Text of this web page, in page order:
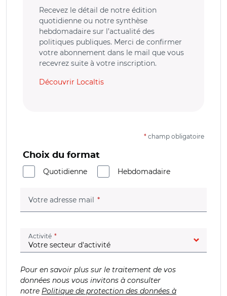
Recevez le détail de notre édition
quotidienne ou notre synthèse
hebdomadaire sur l’actualité des
politiques publiques. Merci de confirmer
votre abonnement dans le mail que vous
recevrez suite à votre inscription.
Découvrir Localtis
* champ obligatoire
Choix du format
Quotidienne
Hebdomadaire
Votre adresse mail (champ obligatoire)
Activité (champ obligatoire)
Pour en savoir plus sur le traitement de vos
données nous vous invitons à consulter
notre Politique de protection des données à